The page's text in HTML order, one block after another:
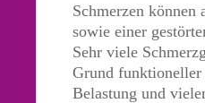
Schmerzen können
sowie einer
Sehr viele
Grund funktioneller
Belastung und